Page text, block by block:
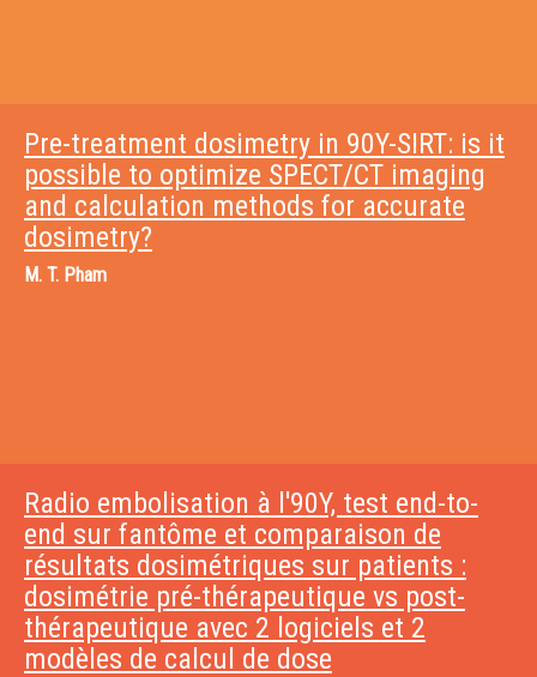
Pre-treatment dosimetry in 90Y-SIRT: is it
possible to optimize SPECT/CT imaging
and calculation methods for accurate
dosimetry?
M. T. Pham
Radio embolisation à l'90Y, test end-to-
end sur fantôme et comparaison de
résultats dosimétriques sur patients :
dosimétrie pré-thérapeutique vs post-
thérapeutique avec 2 logiciels et 2
modèles de calcul de dose